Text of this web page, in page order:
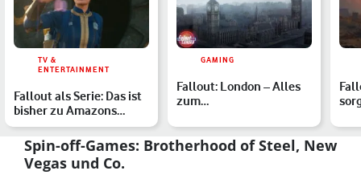
TV &
ENTERTAINMENT
Fallout als Serie: Das ist
bisher zu Amazons
Adaption der Videosp…
GAMING
Fallout: London – Alles
zum
Fan-Mod
Spin-off-Games: Brotherhood of Steel, New
Vegas und Co.